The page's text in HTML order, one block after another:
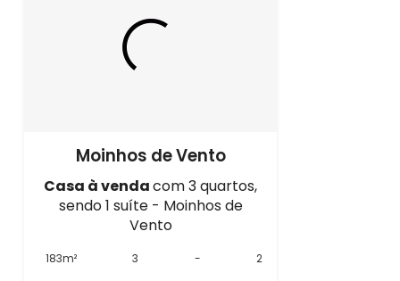
Moinhos de Vento
Casa à vendacom 3 quartos,
sendo 1 suíte - Moinhos de
Vento
183m² 3 - 2